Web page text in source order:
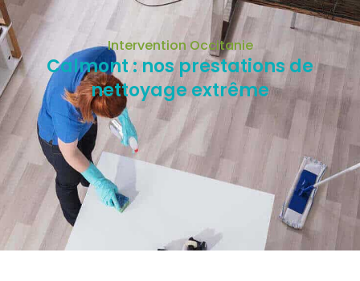
Intervention Occitanie
Calmont : nos prestations de
nettoyage extrême